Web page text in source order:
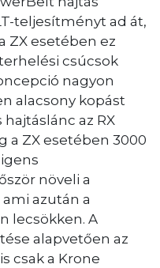
teljesítményt ad át,
ZX esetében ez
csúcsok
nagyon
alacsony kopást
az RX
a ZX esetében 3000
növeli a
azután a
lecsökken. A
alapvetően az
csak a Krone